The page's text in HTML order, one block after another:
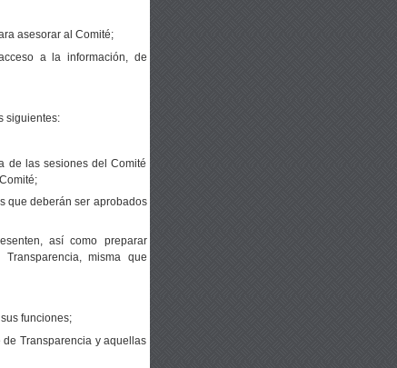
asesorar al Comité;
a la información, de
siguientes:
de las sesiones del Comité
que deberán ser aprobados
así como preparar
misma que
funciones;
Transparencia y aquellas